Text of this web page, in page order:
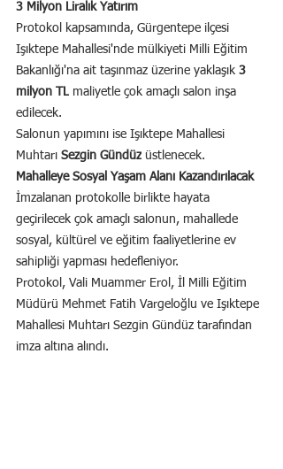
3 Milyon Liralık Yatırım
Protokol kapsamında, Gürgentepe ilçesi
Işıktepe Mahallesi'nde mülkiyeti Milli Eğitim
Bakanlığı'na ait taşınmaz üzerine yaklaşık 3
milyon TL maliyetle çok amaçlı salon inşa
edilecek.
Salonun yapımını ise Işıktepe Mahallesi
Muhtarı Sezgin Gündüz üstlenecek.
Mahalleye Sosyal Yaşam Alanı Kazandırılacak
İmzalanan protokolle birlikte hayata
geçirilecek çok amaçlı salonun, mahallede
sosyal, kültürel ve eğitim faaliyetlerine ev
sahipliği yapması hedefleniyor.
Protokol, Vali Muammer Erol, İl Milli Eğitim
Müdürü Mehmet Fatih Vargeloğlu ve Işıktepe
Mahallesi Muhtarı Sezgin Gündüz tarafından
imza altına alındı.